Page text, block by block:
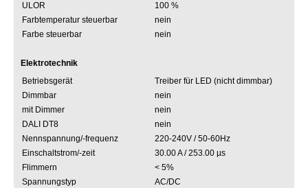
ULOR
100 %
Farbtemperatur steuerbar
nein
Farbe steuerbar
nein
Elektrotechnik
Betriebsgerät
Treiber für LED (nicht dimmbar)
Dimmbar
nein
mit Dimmer
nein
DALI DT8
nein
Nennspannung/-frequenz
220-240V / 50-60Hz
Einschaltstrom/-zeit
30.00 A / 253.00 µs
Flimmern
< 5%
Spannungstyp
AC/DC